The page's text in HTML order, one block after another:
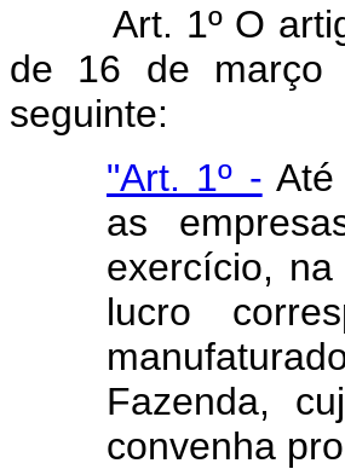
Art. 1º O
de 16 de março
seguinte:
"Art. 1º -
as
exercício,
lucro
Fazenda,
convenha